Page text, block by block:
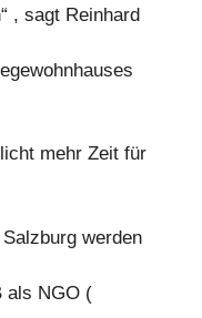
, sagt Reinhard
mehr Zeit für
werden
als NGO (